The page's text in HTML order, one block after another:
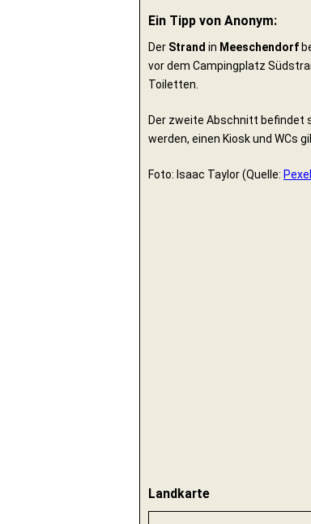
Ein Tipp von Anonym:
Der Strand in Meeschendorf
vor dem Campingplatz
Toiletten.
Der zweite Abschnitt befindet
werden, einen Kiosk und WCs
Foto: Isaac Taylor (Quelle:
Landkarte